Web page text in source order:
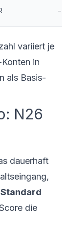
–
variiert je
in
als Basis-
N26
dauerhaft
die